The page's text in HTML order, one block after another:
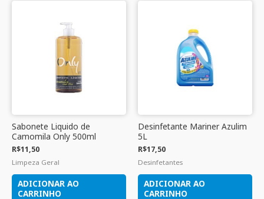
Sabonete Liquido de
Camomila Only 500ml
R$11,50
Limpeza Geral
ADICIONAR AO
CARRINHO
Desinfetante Mariner Azulim
5L
R$17,50
Desinfetantes
ADICIONAR AO
CARRINHO